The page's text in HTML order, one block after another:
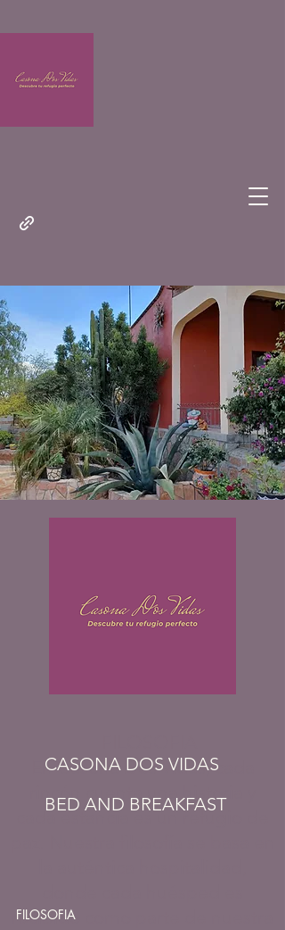
En Casona Dos Vidas, cada
rincón cuenta una historia y
cada estancia es un refugio de
recibido como parte de nuestra
CASONA DOS VIDAS
BED AND BREAKFAST
FILOSOFIA